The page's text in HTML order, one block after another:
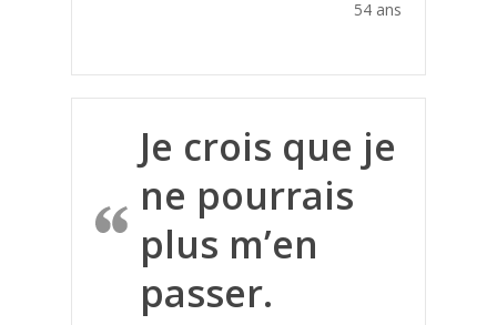
54 ans
Je crois que je
ne pourrais
plus m’en
passer.
Cheveux
Cholesterol
Cicatrice
Circulation Sanguine